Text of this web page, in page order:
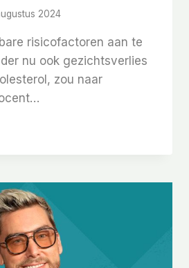
2024
risicofactoren aan te
nu ook gezichtsverlies
zou naar